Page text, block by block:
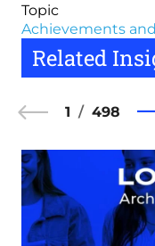
Topic
Achievements
Related
1 498